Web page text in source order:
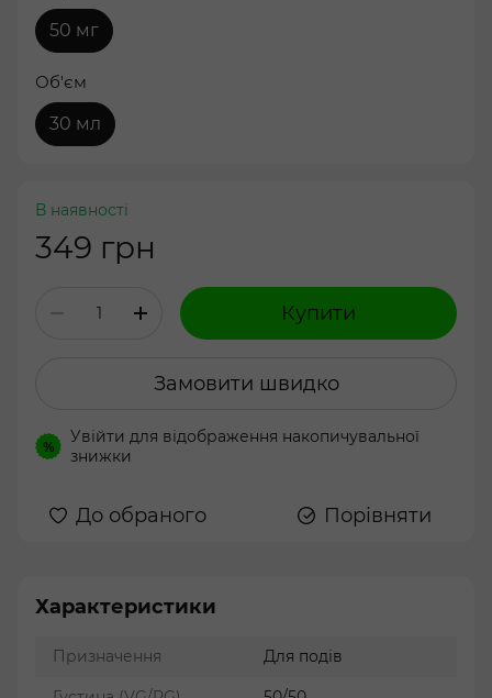
50 мг
Об'єм
30 мл
В наявності
349 грн
Купити
Замовити швидко
% Увійти для відображення накопичувальної
знижки
До обраного Порівняти
Характеристики
Призначення Для подів